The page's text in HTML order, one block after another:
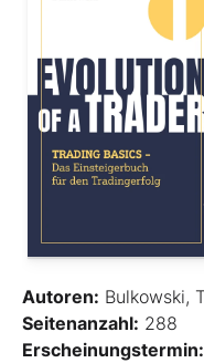
Autoren: Bulkowski,
Seitenanzahl: 288
Erscheinungstermin: